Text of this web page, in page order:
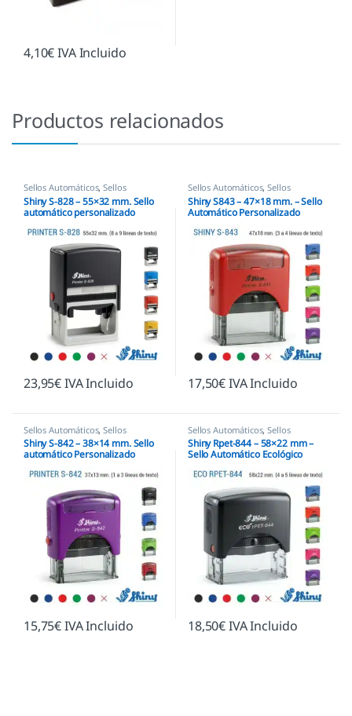
4,10€IVA Incluido
Productos relacionados
Sellos Automáticos,Sellos
empresas,Shiny
Shiny S-828 – 55×32 mm. Sello
automático personalizado
23,95€IVA Incluido
Sellos Automáticos,Sellos
empresas ,Shiny
Shiny S843 – 47×18 mm. – Sello
Automático Personalizado
17,50€IVA Incluido
Sellos Automáticos,Sellos
empresas,Shiny
Shiny S-842 – 38×14 mm. Sello
automático Personalizado
15,75€IVA Incluido
Sellos Automáticos,Sellos
empresas ,Shiny
Shiny Rpet-844 – 58×22 mm –
Sello Automático Ecológico
18,50€IVA Incluido